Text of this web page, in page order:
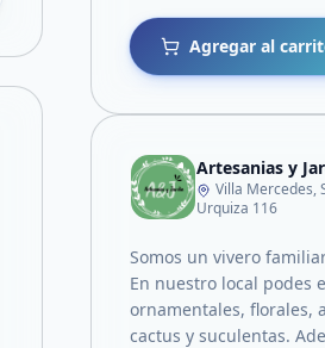
Agregar al
Artesanias y
Villa Mercedes,
Urquiza 116
Somos un vivero
En nuestro local podes
ornamentales, florales,
cactus y suculentas.